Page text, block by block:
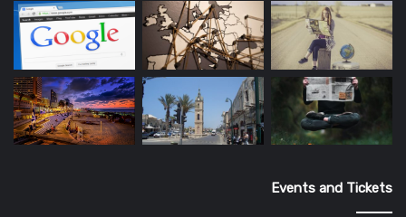
Events and Tickets